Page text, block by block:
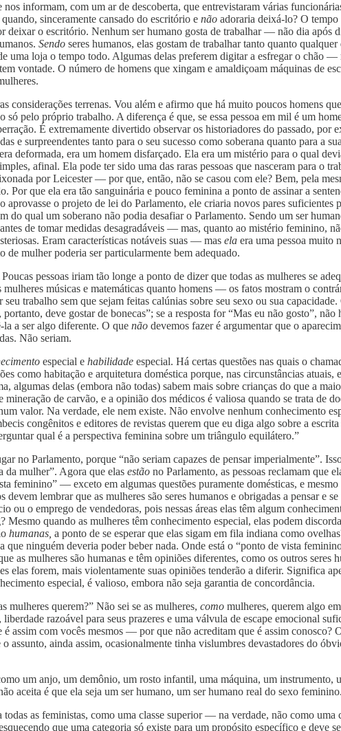
informam, com um ar de descoberta, que entrevistaram várias funcionárias
sinceramente cansado do escritório e não adoraria deixá-lo? O
deixar o escritório. Nenhum ser humano gosta de trabalhar — não dia após
Sendo seres humanos, elas gostam de trabalhar tanto quanto
uma loja o tempo todo. Algumas delas preferem digitar a esfregar o chão —
vontade. O número de homens que xingam e amaldiçoam máquinas de
terrenas. Vou além e afirmo que há muito poucos homens
pelo próprio trabalho. A diferença é que, se essa pessoa em mil é um
É extremamente divertido observar os historiadores do passado, por
e surpreendentes tanto para o seu sucesso como soberana quanto para a
deformada, era um homem disfarçado. Ela era um mistério para o qual
afinal. Ela pode ter sido uma das raras pessoas que nasceram para o
por Leicester — por que, então, não se casou com ele? Bem, pela
que ela era tão sanguinária e pouco feminina a ponto de assinar a
aprovasse o projeto de lei do Parlamento, ele criaria novos pares
do qual um soberano não podia desafiar o Parlamento. Sendo um ser
de tomar medidas desagradáveis — mas, quanto ao mistério feminino,
Eram características notáveis suas — mas ela era uma pessoa muito
de mulher poderia ser particularmente bem adequado.
pessoas iriam tão longe a ponto de dizer que todas as mulheres se
músicas e matemáticas quanto homens — os fatos mostram o
trabalho sem que sejam feitas calúnias sobre seu sexo ou sua
deve gostar de bonecas”; se a resposta for “Mas eu não gosto”, não
la a ser algo diferente. O que não devemos fazer é argumentar que o
Não seriam.
especial e habilidade especial. Há certas questões nas quais o
como habitação e arquitetura doméstica porque, nas circunstâncias atuais,
algumas delas (embora não todas) sabem mais sobre crianças do que a
de carvão, e a opinião dos médicos é valiosa quando se trata de
valor. Na verdade, ele nem existe. Não envolve nenhum conhecimento
congênitos e editores de revistas querem que eu diga algo sobre a
qual é a perspectiva feminina sobre um triângulo equilátero.”
no Parlamento, porque “não seriam capazes de pensar imperialmente”.
da mulher”. Agora que elas estão no Parlamento, as pessoas reclamam que
feminino” — exceto em algumas questões puramente domésticas, e mesmo
lembrar que as mulheres são seres humanos e obrigadas a pensar e
o emprego de vendedoras, pois nessas áreas elas têm algum
quando as mulheres têm conhecimento especial, elas podem
humanas, a ponto de se esperar que elas sigam em fila indiana como
ninguém deveria poder beber nada. Onde está o “ponto de vista
as mulheres são humanas e têm opiniões diferentes, como os outros seres
forem, mais violentamente suas opiniões tenderão a diferir. Significa
especial, é valioso, embora não seja garantia de concordância.
mulheres querem?” Não sei se as mulheres, como mulheres, querem algo
razoável para seus prazeres e uma válvula de escape emocional
assim com vocês mesmos — por que não acreditam que é assim
ainda assim, ocasionalmente tinha vislumbres devastadores do
um anjo, um demônio, um rosto infantil, uma máquina, um instrumento,
aceita é que ela seja um ser humano, um ser humano real do sexo
as feministas, como uma classe superior — na verdade, não como
que uma categoria só existe para um propósito específico e deve